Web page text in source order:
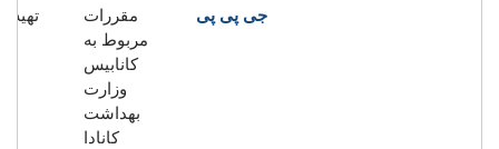
جی پی پی
مقررات
مربوط به
کانابیس
وزارت
بهداشت
کانادا